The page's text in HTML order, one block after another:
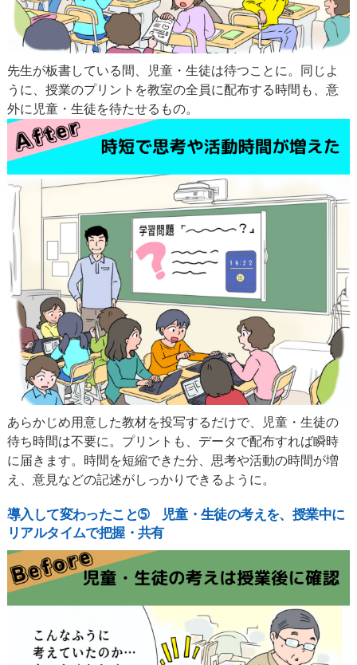
先生が板書している間、児童・生徒は待つことに。同じよ
うに、授業のプリントを教室の全員に配布する時間も、意
外に児童・生徒を待たせるもの。
あらかじめ用意した教材を投写するだけで、児童・生徒の
待ち時間は不要に。プリントも、データで配布すれば瞬時
に届きます。時間を短縮できた分、思考や活動の時間が増
え、意見などの記述がしっかりできるように。
導入して変わったこと➄ 児童・生徒の考えを、授業中に
リアルタイムで把握・共有